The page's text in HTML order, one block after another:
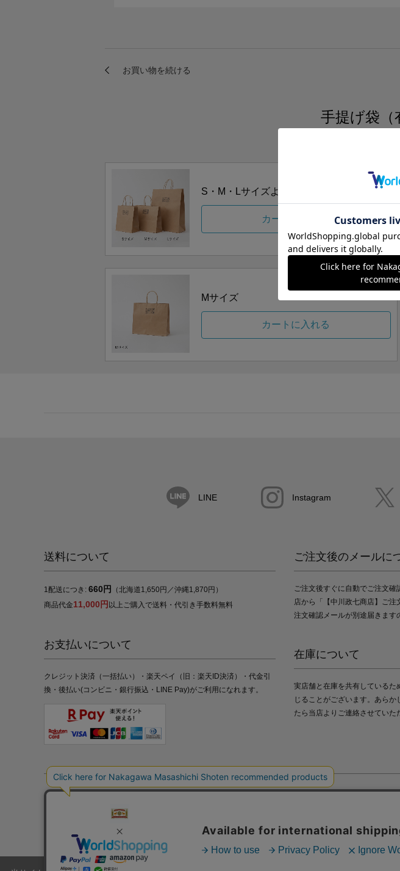
手提げ袋（
S・M・Lの3つサイ
S・M・Lサイズより当店にお任せ
カートに入れる
Mサイズ
カートに入れる
LINE Instagram
送料について
1配送につき: 660円
（北海道1,650円／沖縄1,870円）
商品代金11,000円 以上ご購入で送料・代引き手数料無料
お支払いについて
クレジット決済（一括払い）・楽天ペイ（旧：楽天ID決済）・代金引
換・後払い(コンビニ・銀行振込・LINE Pay)がご利用になれます。
ご注文後のメールに
ご注文後すぐに自動でご注文
店から「【中川政七商店】ご
注文確認メールが別途届きます
在庫について
実店舗と在庫を共有しているた
じることがございます。あら
たら当店よりご連絡させていた
プライバシーポリシー